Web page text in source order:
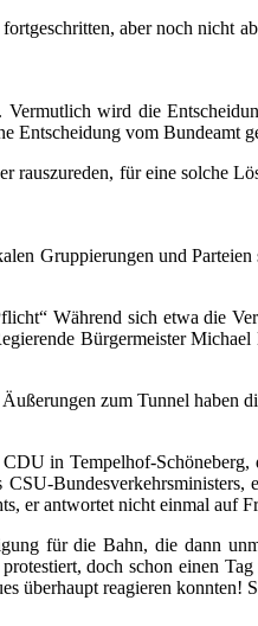
aber noch nicht
wird die
Entscheidung vom Bundeamt
für eine solche
Gruppierungen und
Während sich etwa die
Bürgermeister
zum Tunnel haben
in Tempelhof-Schöneberg,
er antwortet nicht einmal auf
für die Bahn, die dann
doch schon einen
überhaupt reagieren konnten!